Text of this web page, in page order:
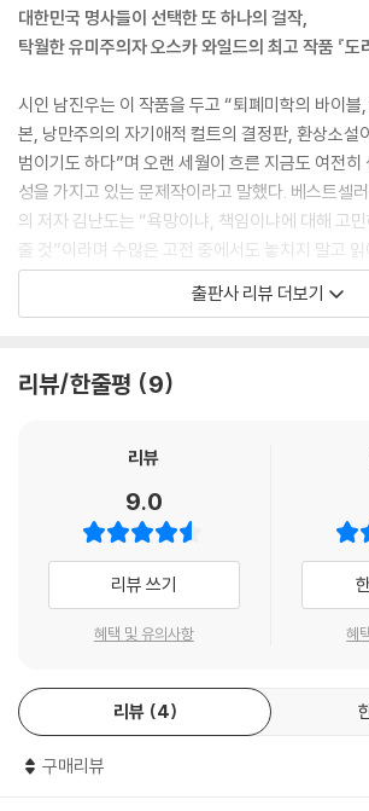
대한민국 명사들이 선택한 또 하나의 걸작,
탁월한 유미주의자 오스카 와일드의 최고 작품 『도
시인 남진우는 이 작품을 두고 “퇴폐미학의 바이블
본, 낭만주의의 자기애적 컬트의 결정판, 환상소설
범이기도 하다”며 오랜 세월이 흐른 지금도 여전히
성을 가지고 있는 문제작이라고 말했다. 베스트셀러
의 저자 김난도는 “욕망이냐, 책임이냐에 대해 고
줄 것”이라며 수많은 고전 중에서도 놓치지 말고
력 추천했다. 중년은 늙어 가고 어떤 일에 책임을 져
이에 갈등하는 존재이자 명성과 악행의 이중성 등
인간은 태어나서 죽을 때까지 욕망과 책임 사이에서
레이의 초상』이 주목받는 이유는 여기에 있다. 초
있다. 순간순간 끓어오르는 욕망을 다스리지 못 해
락의 길로 가는 존재, 청년처럼 욕망하는 어떤 것을
고 추악하게 변하는 존재, 최고의 가치라고 여겼던
당하는 존재. 우리 역시 그런 존재다. 그래서 영원한
지고 싶어 영혼까지 내던진 작품 속 청년을 욕하거
째 작품 『도리언 그레이의 초상』이 욕망에 지배당
운 경고를 전한다.
수많은 예술작품에 영감을 줬고 수차례 영화로도
출판사 리뷰 더보기
리뷰/한줄평 9
리뷰
9.0
리뷰 쓰기
혜택 및 유의사항 혜
리뷰 4
구매리뷰